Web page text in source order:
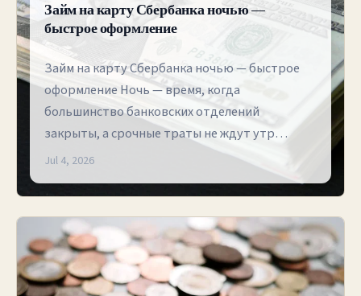
Займ на карту Сбербанка ночью —
быстрое оформление
Займ на карту Сбербанка ночью — быстрое
оформление Ночь — время, когда
большинство банковских отделений
закрыты, а срочные траты не ждут утр…
Jul 4, 2026